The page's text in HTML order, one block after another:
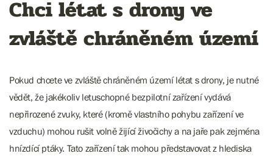
Chci létat s drony ve
zvláště chráněném území
Pokud chcete ve zvláště chráněném území létat s drony, je nutné
vědět, že jakékoliv letuschopné bezpilotní zařízení vydává
nepřirozené zvuky, které (kromě vlastního pohybu zařízení ve
vzduchu) mohou rušit volně žijící živočichy a na jaře pak zejména
hnízdící ptáky. Tato zařízení tak mohou představovat z hlediska